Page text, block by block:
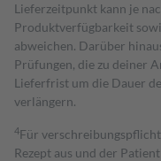
Lieferzeitpunkt kann je
Produktverfügbarkeit
abweichen. Darüber
Prüfungen, die zu deiner
Lieferfrist um die Dauer
verlängern.
4Für
Rezept aus und der